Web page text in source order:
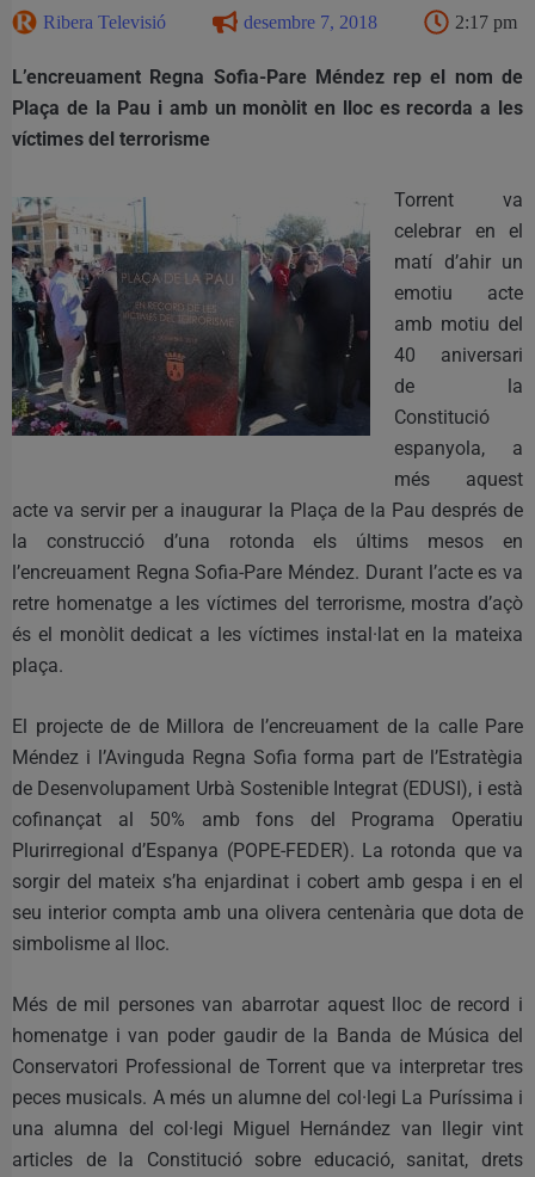
Ribera Televisió desembre 7, 2018 2:17 pm
L’encreuament Regna Sofia-Pare Méndez rep el nom de
Plaça de la Pau i amb un monòlit en lloc es recorda a les
víctimes del terrorisme
Torrent va
celebrar en el
matí d’ahir un
emotiu acte
amb motiu del
40 aniversari
de la
Constitució
espanyola, a
més aquest
acte va servir per a inaugurar la Plaça de la Pau després de
la construcció d’una rotonda els últims mesos en
l’encreuament Regna Sofia-Pare Méndez. Durant l’acte es va
retre homenatge a les víctimes del terrorisme, mostra d’açò
és el monòlit dedicat a les víctimes instal·lat en la mateixa
plaça.
El projecte de de Millora de l’encreuament de la calle Pare
Méndez i l’Avinguda Regna Sofia forma part de l’Estratègia
de Desenvolupament Urbà Sostenible Integrat (EDUSI), i està
cofinançat al 50% amb fons del Programa Operatiu
Plurirregional d’Espanya (POPE-FEDER). La rotonda que va
sorgir del mateix s’ha enjardinat i cobert amb gespa i en el
seu interior compta amb una olivera centenària que dota de
simbolisme al lloc.
Més de mil persones van abarrotar aquest lloc de record i
homenatge i van poder gaudir de la Banda de Música del
Conservatori Professional de Torrent que va interpretar tres
peces musicals. A més un alumne del col·legi La Puríssima i
una alumna del col·legi Miguel Hernández van llegir vint
articles de la Constitució sobre educació, sanitat, drets